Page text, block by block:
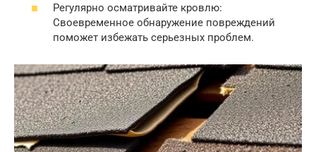
Регулярно осматривайте кровлю:
Своевременное обнаружение повреждений
поможет избежать серьезных проблем.